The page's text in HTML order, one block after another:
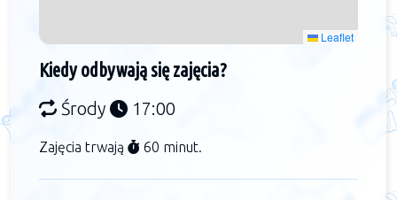
Leaflet
Kiedy odbywają się zajęcia?
Środy 17:00
Zajęcia trwają 60 minut.